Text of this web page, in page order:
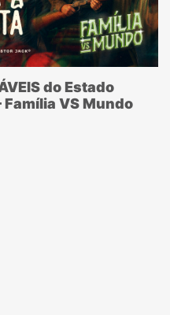
do Estado
Família VS Mundo